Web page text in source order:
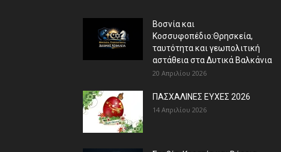
Βοσνία και
Κοσσυφοπέδιο:Θρησκεία,
ταυτότητα και γεωπολιτική
αστάθεια στα Δυτικά Βαλκάνια
20 Απριλίου 2026
ΠΑΣΧΑΛΙΝΕΣ ΕΥΧΕΣ 2026
14 Απριλίου 2026